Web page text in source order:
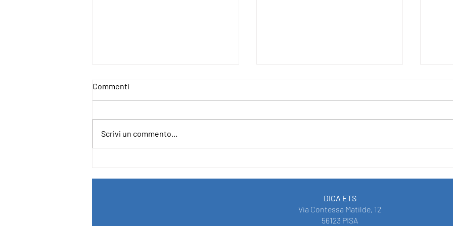
UNION UNDER THE PROGRAM
"EUROPE FOR CITIZENS"
Commenti
Scrivi un commento...
DICA ETS
Via Contessa Matilde, 12
56123 PISA